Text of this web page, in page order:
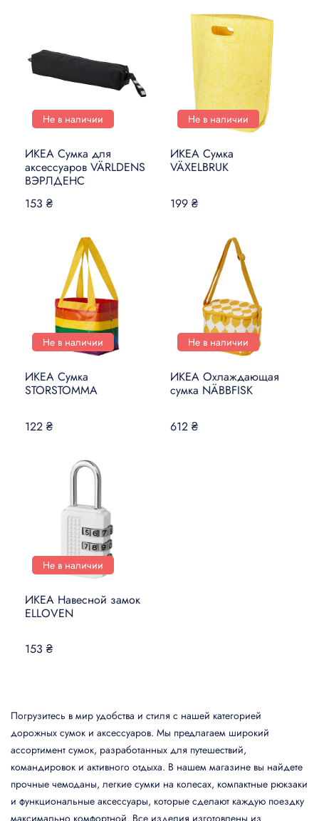
Не в наличии
ИКЕА Сумка для
аксессуаров VÄRLDENS
ВЭРЛДЕНС
153 ₴
Не в наличии
ИКЕА Сумка
VÄXELBRUK
199 ₴
Не в наличии
ИКЕА Сумка
STORSTOMMA
122 ₴
Не в наличии
ИКЕА Охлаждающая
сумка NÄBBFISK
612 ₴
Не в наличии
ИКЕА Навесной замок
ELLOVEN
153 ₴
Погрузитесь в мир удобства и стиля с нашей категорией
дорожных сумок и аксессуаров. Мы предлагаем широкий
ассортимент сумок, разработанных для путешествий,
командировок и активного отдыха. В нашем магазине вы найдете
прочные чемоданы, легкие сумки на колесах, компактные рюкзаки
и функциональные аксессуары, которые сделают каждую поездку